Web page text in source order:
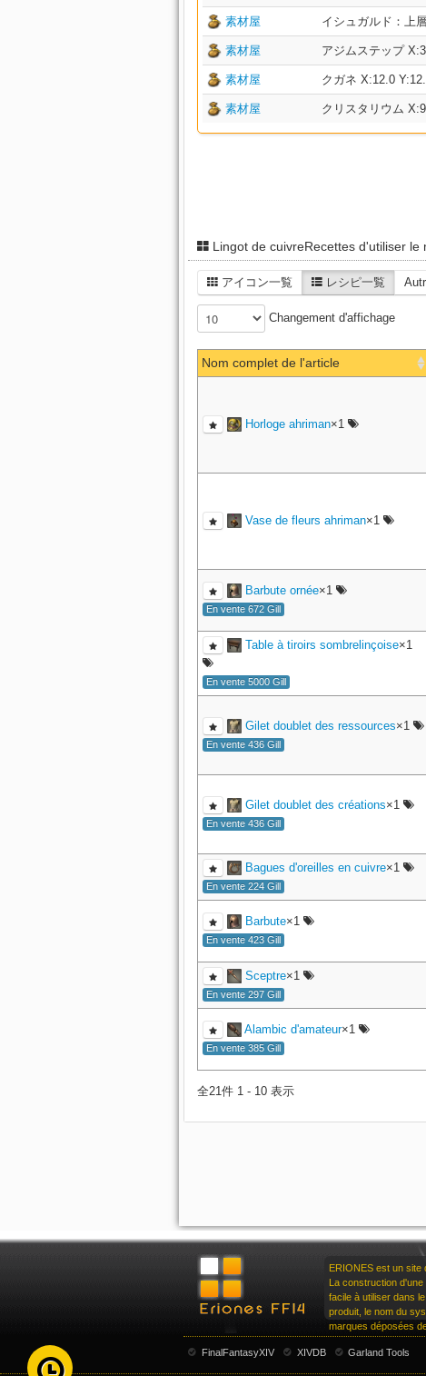
素材屋 イシュガルド：上
素材屋 アジムステップ
素材屋 クガネ X:12.0
素材屋 クリスタリウム
Lingot de cuivreRecettes d'utiliser le
アイコン一覧 レシピ一覧
Changement d'affichage
Nom complet de l'article
Horloge ahriman×1
Vase de fleurs ahriman×1
Barbute ornée×1
En vente 672 Gill
Table à tiroirs sombrelinçoise×1
En vente 5000 Gill
Gilet doublet des ressources×1
En vente 436 Gill
Gilet doublet des créations×1
En vente 436 Gill
Bagues d'oreilles en cuivre×1
En vente 224 Gill
Barbute×1
En vente 423 Gill
Sceptre×1
En vente 297 Gill
Alambic d'amateur×1
En vente 385 Gill
全21件 1 - 10 表示
ERIONES est un site
La construction
facile à utiliser dans
produit, le nom du
marques déposées
FinalFantasyXIV XIVDB Garland Tools